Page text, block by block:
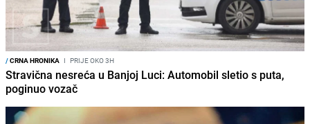
/CRNA HRONIKA I PRIJE OKO 3H
Stravična nesreća u Banjoj Luci: Automobil sletio s puta,
poginuo vozač